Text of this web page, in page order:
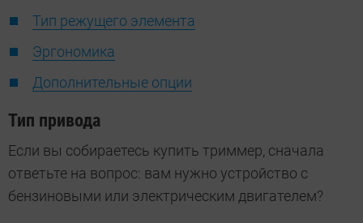
Тип режущего элемента
Эргономика
Дополнительные опции
Тип привода
Если вы собираетесь купить триммер, сначала
ответьте на вопрос: вам нужно устройство с
бензиновыми или электрическим двигателем?